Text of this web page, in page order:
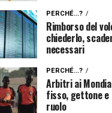
PERCHÉ...?
Rimborso del
chiederlo,
necessari
PERCHÉ...?
Arbitri ai
fisso, gettone
ruolo